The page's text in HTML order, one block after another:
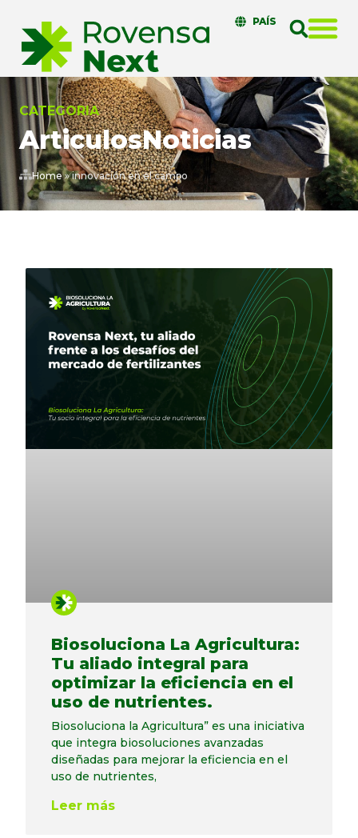
PAÍS
CATEGORIA
ArticulosNoticias
Home»innovación en el campo
Biosoluciona La Agricultura:
Tu aliado integral para
optimizar la eficiencia en el
uso de nutrientes.
Biosoluciona la Agricultura” es una iniciativa
que integra biosoluciones avanzadas
diseñadas para mejorar la eficiencia en el
uso de nutrientes,
Leer más